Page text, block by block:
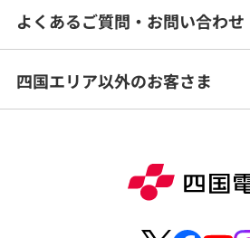
よくあるご質問・ お問い合わせ
四国エリア以外のお客さま